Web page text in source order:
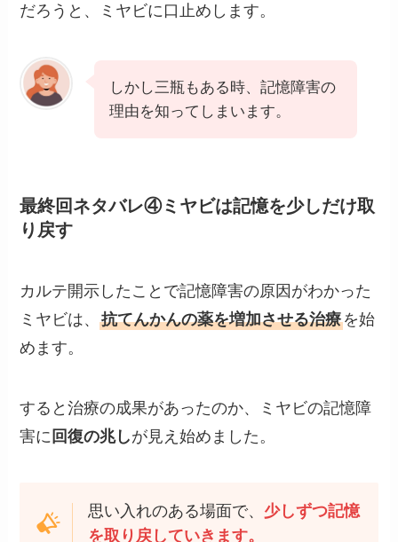
だろうと、ミヤビに口止めします。
しかし三瓶もある時、記憶障害の
理由を知ってしまいます。
最終回ネタバレ④ミヤビは記憶を少しだけ取
り戻す
カルテ開示したことで記憶障害の原因がわかった
ミヤビは、抗てんかんの薬を増加させる治療を始
めます。
すると治療の成果があったのか、ミヤビの記憶障
害に 回復の兆しが見え始めました。
思い入れのある場面で、 少しずつ記憶
を取り戻していきます。